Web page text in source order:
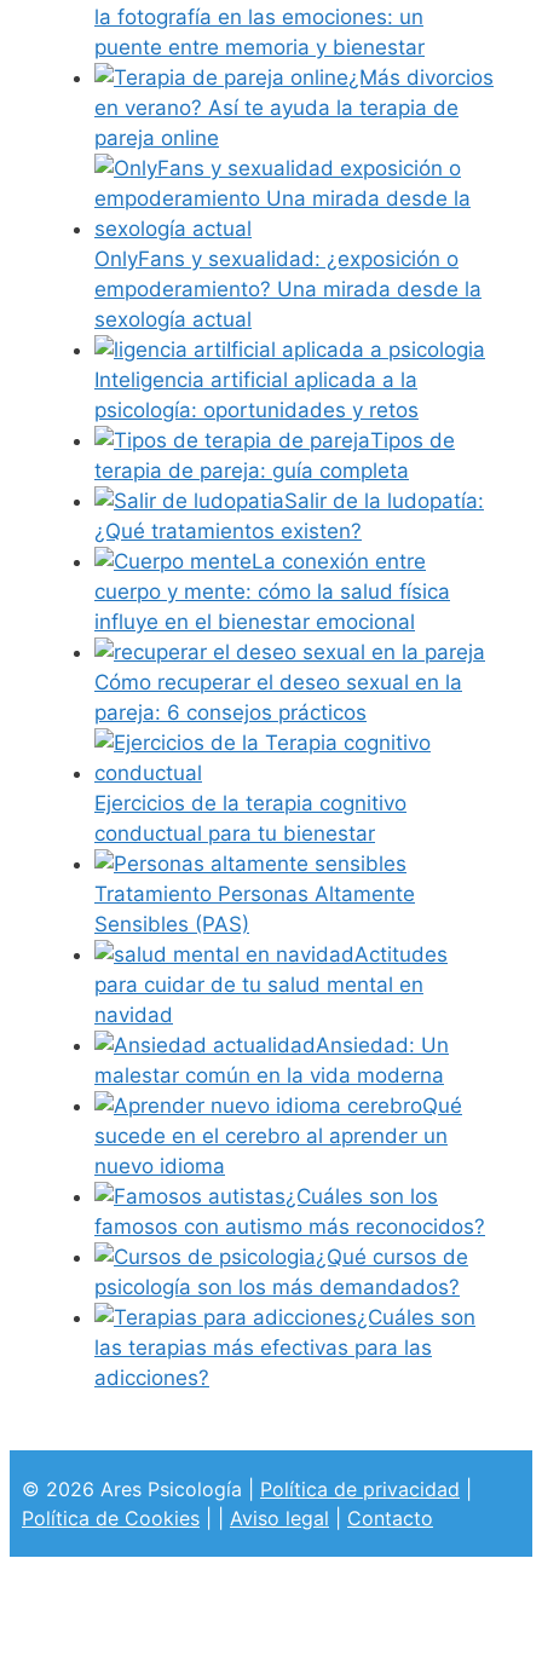
la fotografía en las emociones: un
puente entre memoria y bienestar
¿Más divorcios
en verano? Así te ayuda la terapia de
pareja online
OnlyFans y sexualidad: ¿exposición o
empoderamiento? Una mirada desde la
sexología actual
Inteligencia artificial aplicada a la
psicología: oportunidades y retos
Tipos de
terapia de pareja: guía completa
Salir de la ludopatía:
¿Qué tratamientos existen?
La conexión entre
cuerpo y mente: cómo la salud física
influye en el bienestar emocional
Cómo recuperar el deseo sexual en la
pareja: 6 consejos prácticos
Ejercicios de la terapia cognitivo
conductual para tu bienestar
Tratamiento Personas Altamente
Sensibles (PAS)
Actitudes
para cuidar de tu salud mental en
navidad
Ansiedad: Un
malestar común en la vida moderna
Qué
sucede en el cerebro al aprender un
nuevo idioma
¿Cuáles son los
famosos con autismo más reconocidos?
¿Qué cursos de
psicología son los más demandados?
¿Cuáles son
las terapias más efectivas para las
adicciones?
© 2026 Ares Psicología | Política de privacidad
Política de Cookies
Aviso legal Contacto